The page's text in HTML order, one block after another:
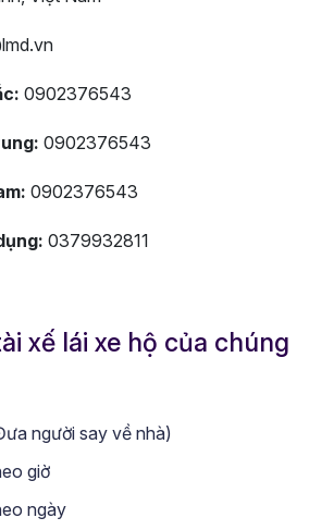
0902376543
0902376543
0902376543
0379932811
xế lái xe hộ của chúng
người say về nhà)
giờ
ngày